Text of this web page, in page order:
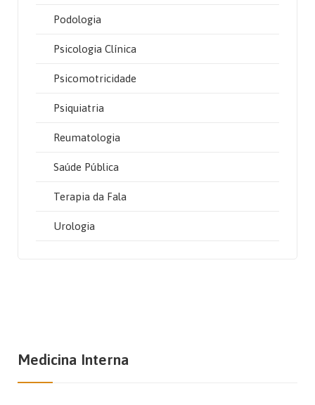
Podologia
Psicologia Clínica
Psicomotricidade
Psiquiatria
Reumatologia
Saúde Pública
Terapia da Fala
Urologia
Medicina Interna